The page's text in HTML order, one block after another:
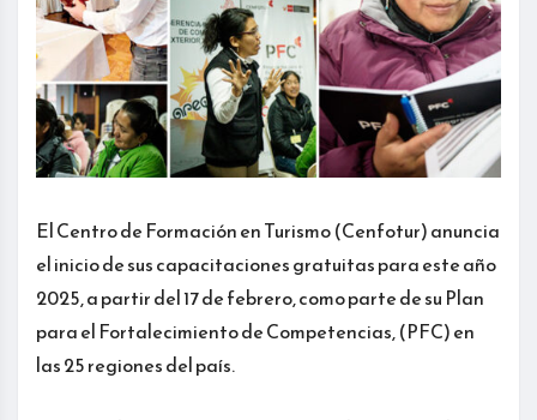
El Centro de Formación en Turismo (Cenfotur) anuncia
el inicio de sus capacitaciones gratuitas para este año
2025, a partir del 17 de febrero, como parte de su Plan
para el Fortalecimiento de Competencias, (PFC) en
las 25 regiones del país.